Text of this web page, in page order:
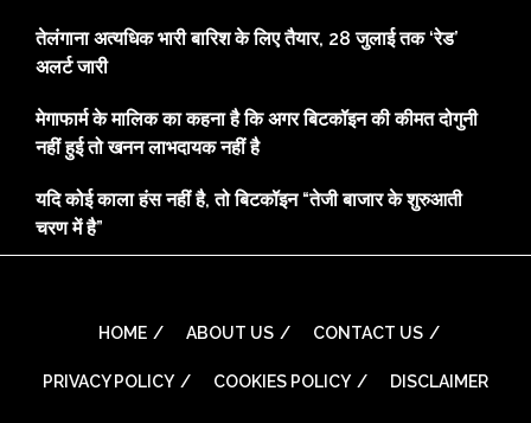
तेलंगाना अत्यधिक भारी बारिश के लिए तैयार, 28 जुलाई तक ‘रेड’
अलर्ट जारी
मेगाफार्म के मालिक का कहना है कि अगर बिटकॉइन की कीमत दोगुनी
नहीं हुई तो खनन लाभदायक नहीं है
यदि कोई काला हंस नहीं है, तो बिटकॉइन “तेजी बाजार के शुरुआती
चरण में है”
HOME ABOUT US CONTACT US
PRIVACY POLICY COOKIES POLICY DISCLAIMER